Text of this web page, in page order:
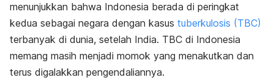
menunjukkan bahwa Indonesia berada di peringkat
kedua sebagai negara dengan kasus tuberkulosis (TBC)
terbanyak di dunia, setelah India. TBC di Indonesia
memang masih menjadi momok yang menakutkan dan
terus digalakkan pengendaliannya.